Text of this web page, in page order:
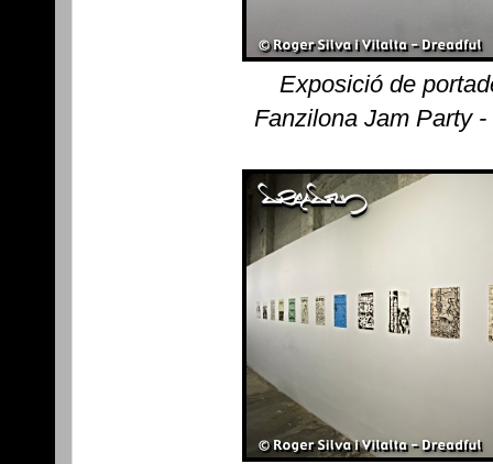
Exposició de
Fanzilona Jam Party